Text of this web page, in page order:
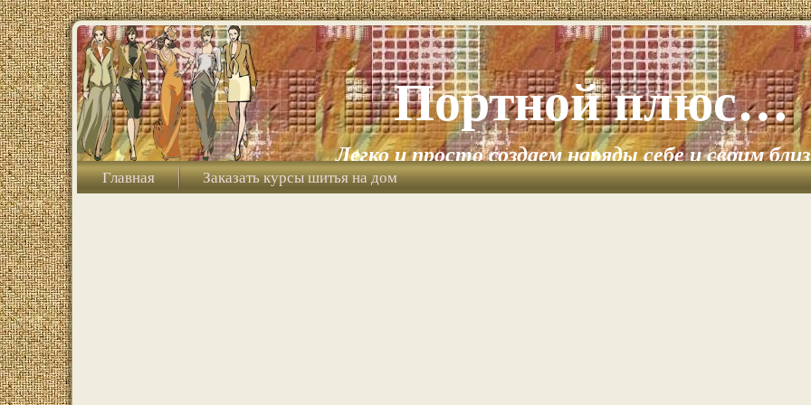
Портной плюс…
Легко и просто создаем наряды себе и своим
Главная Заказать курсы шитья на дом